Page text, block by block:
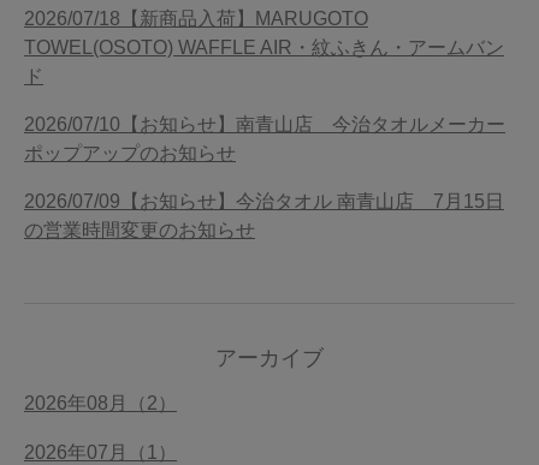
2026/07/18【新商品入荷】MARUGOTO
TOWEL(OSOTO) WAFFLE AIR・紋ふきん・アームバン
ド
2026/07/10【お知らせ】南青山店 今治タオルメーカー
ポップアップのお知らせ
2026/07/09【お知らせ】今治タオル 南青山店 7月15日
の営業時間変更のお知らせ
アーカイブ
2026年08月（2）
2026年07月（1）